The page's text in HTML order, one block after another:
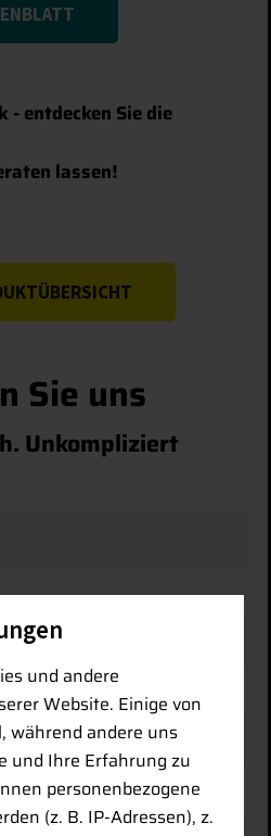
- entdecken Sie die
lassen!
Sie uns
Unkompliziert
und andere
Website. Einige von
während andere uns
und Ihre Erfahrung zu
personenbezogene
(z. B. IP-Adressen), z.